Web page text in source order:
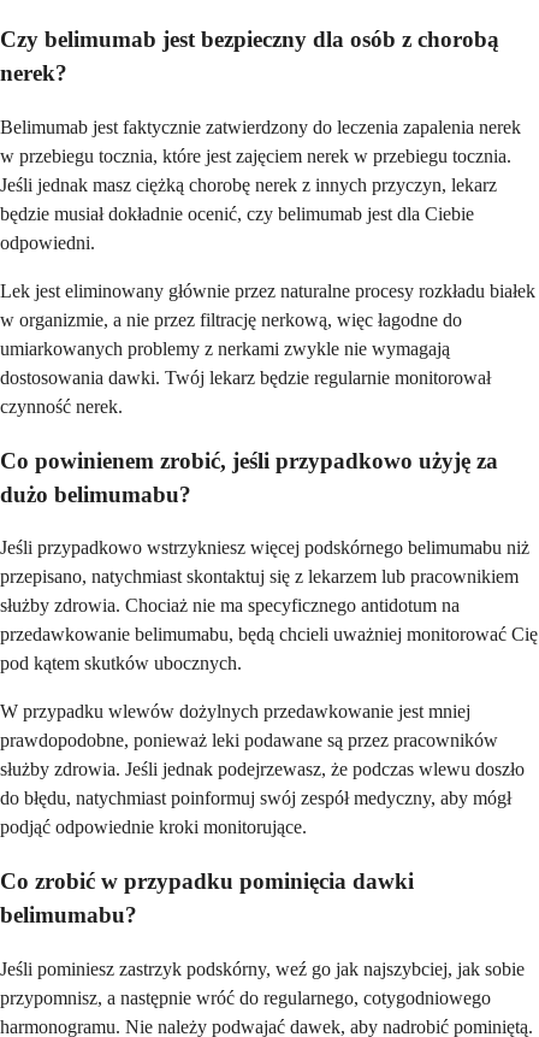
Czy belimumab jest bezpieczny dla osób z chorobą
nerek?
Belimumab jest faktycznie zatwierdzony do leczenia zapalenia nerek
w przebiegu tocznia, które jest zajęciem nerek w przebiegu tocznia.
Jeśli jednak masz ciężką chorobę nerek z innych przyczyn, lekarz
będzie musiał dokładnie ocenić, czy belimumab jest dla Ciebie
odpowiedni.
Lek jest eliminowany głównie przez naturalne procesy rozkładu białek
w organizmie, a nie przez filtrację nerkową, więc łagodne do
umiarkowanych problemy z nerkami zwykle nie wymagają
dostosowania dawki. Twój lekarz będzie regularnie monitorował
czynność nerek.
Co powinienem zrobić, jeśli przypadkowo użyję za
dużo belimumabu?
Jeśli przypadkowo wstrzykniesz więcej podskórnego belimumabu niż
przepisano, natychmiast skontaktuj się z lekarzem lub pracownikiem
służby zdrowia. Chociaż nie ma specyficznego antidotum na
przedawkowanie belimumabu, będą chcieli uważniej monitorować Cię
pod kątem skutków ubocznych.
W przypadku wlewów dożylnych przedawkowanie jest mniej
prawdopodobne, ponieważ leki podawane są przez pracowników
służby zdrowia. Jeśli jednak podejrzewasz, że podczas wlewu doszło
do błędu, natychmiast poinformuj swój zespół medyczny, aby mógł
podjąć odpowiednie kroki monitorujące.
Co zrobić w przypadku pominięcia dawki
belimumabu?
Jeśli pominiesz zastrzyk podskórny, weź go jak najszybciej, jak sobie
przypomnisz, a następnie wróć do regularnego, cotygodniowego
harmonogramu. Nie należy podwajać dawek, aby nadrobić pominiętą.